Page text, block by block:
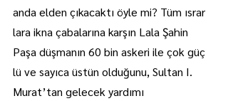
anda elden çıkacaktı öyle mi? Tüm ısrar
lara ikna çabalarına karşın Lala Şahin
Paşa düşmanın 60 bin askeri ile çok güç
lü ve sayıca üstün olduğunu, Sultan I.
Murat’tan gelecek yardımı